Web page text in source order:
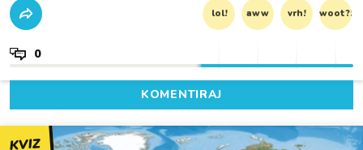
lol! aww vrh! woot?!
0
KOMENTIRAJ
KVIZ